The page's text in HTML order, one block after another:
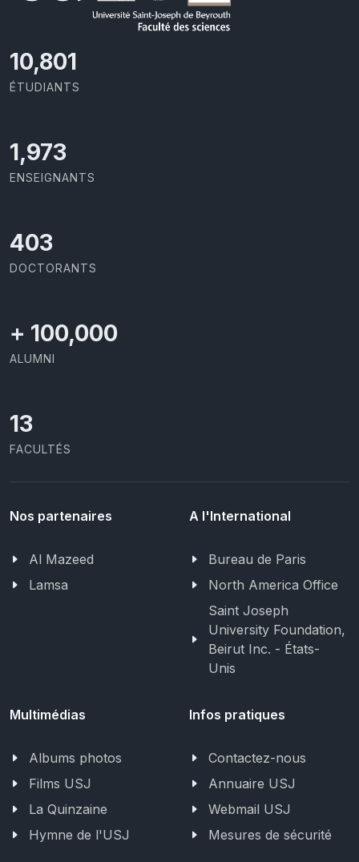
11,418
ÉTUDIANTS
2,086
ENSEIGNANTS
426
DOCTORANTS
+ 100,000
ALUMNI
13
FACULTÉS
Nos partenaires
Al Mazeed
Lamsa
A l'International
Bureau de Paris
North America Office
Saint Joseph
University Foundation,
Beirut Inc. - États-
Unis
Multimédias
Albums photos
Films USJ
La Quinzaine
Hymne de l'USJ
Infos pratiques
Contactez-nous
Annuaire USJ
Webmail USJ
Mesures de sécurité